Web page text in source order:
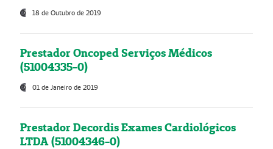
18 de Outubro de 2019
Prestador Oncoped Serviços Médicos
(51004335-0)
01 de Janeiro de 2019
Prestador Decordis Exames Cardiológicos
LTDA (51004346-0)